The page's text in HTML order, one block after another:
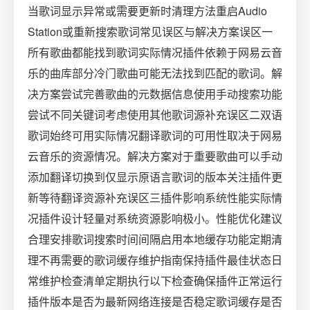
当歌词显示异常或需要更新时清理方法重启Audio
Station或重新搜索歌词常见误区与解决方案误区一
所有歌曲都能找到歌词实际情况插件依赖于网易云音
乐的曲库部分冷门歌曲可能无法找到匹配的歌词。解
决方案尝试完善歌曲的元数据信息使用手动搜索功能
尝试不同关键词考虑使用其他歌词源补充误区二双语
歌词始终可用实际情况翻译歌词的可用性取决于网易
云音乐的资源情况。解决方案对于重要歌曲可以手动
添加翻译切换到仅显示原语言歌词的版本关注插件更
新等待翻译资源补充误区三插件影响系统性能实际情
况插件设计轻量对系统资源影响极小。性能优化建议
合理安排歌词搜索时间间隔启用本地缓存功能定期清
理不再需要的歌词缓存维护指南保持插件最佳状态日
常维护检查清单定期执行以下检查确保插件正常运行
插件版本是否为最新网络连接是否稳定歌词缓存是否